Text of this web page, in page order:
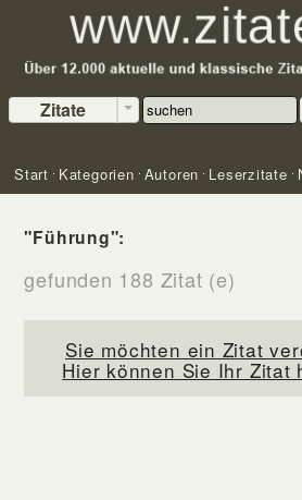
Zitate
Start Kategorien Autoren Leserzitate
"Führung":
gefunden 188 Zitat (e)
Sie möchten ein Zitat
Hier können Sie Ihr Zitat